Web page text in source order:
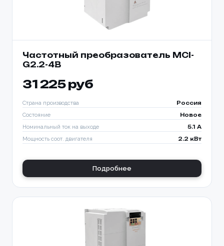
Частотный преобразователь MCI-
G2.2-4B
31 225 руб
Страна производства Россия
Состояние Новое
Номинальный ток на выходе 5.1 A
Мощность соот. двигателя 2.2 кВт
Подробнее